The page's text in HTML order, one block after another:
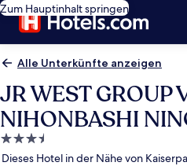
Zum Hauptinhalt springen
Alle Unterkünfte anzeigen
JR WEST GROUP
NIHONBASHI
3.5-
Sterne-
Dieses Hotel in der Nähe von